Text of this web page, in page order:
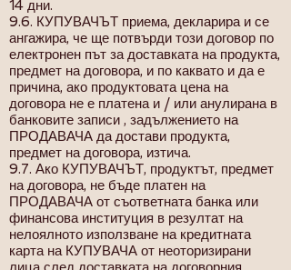
14 дни.
9.6. КУПУВАЧЪТ приема, декларира и се
ангажира, че ще потвърди този договор по
електронен път за доставката на продукта,
предмет на договора, и по каквато и да е
причина, ако продуктовата цена на
договора не е платена и / или анулирана в
банковите записи , задължението на
ПРОДАВАЧА да достави продукта,
предмет на договора, изтича.
9.7. Ако КУПУВАЧЪТ, продуктът, предмет
на договора, не бъде платен на
ПРОДАВАЧА от съответната банка или
финансова институция в резултат на
нелоялното използване на кредитната
карта на КУПУВАЧА от неоторизирани